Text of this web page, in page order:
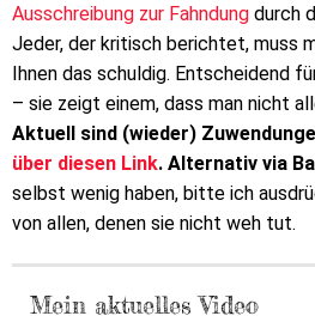
Ausschreibung zur Fahndung durch
Jeder, der kritisch berichtet, muss
Ihnen das schuldig. Entscheidend
– sie zeigt einem, dass man nicht
Aktuell sind (wieder)
über diesen Link. Alternativ via
selbst wenig haben, bitte ich
von allen, denen sie nicht weh tut.
Mein aktuelles Video